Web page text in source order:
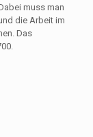
muss man
die Arbeit im
Das